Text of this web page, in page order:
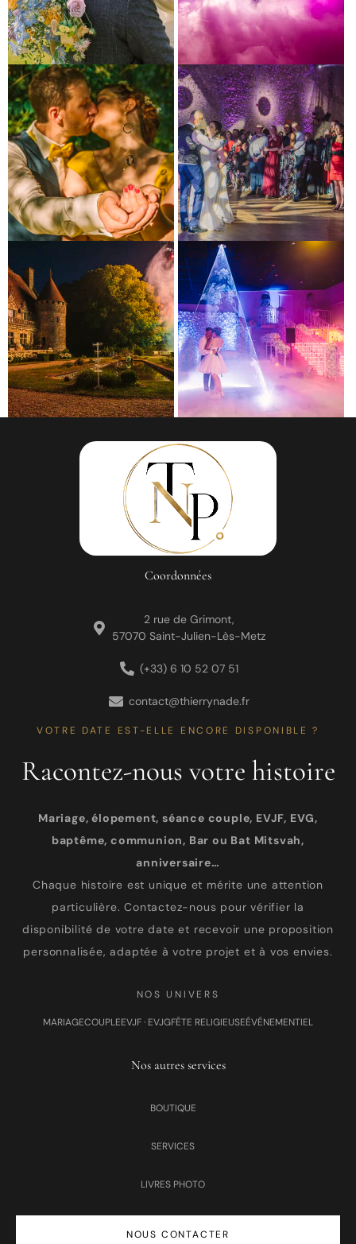
Coordonnées
2 rue de Grimont,
57070 Saint-Julien-Lès-Metz
(+33) 6 10 52 07 51
contact@thierrynade.fr
VOTRE DATE EST-ELLE ENCORE DISPONIBLE ?
Racontez-nous votre histoire
Mariage, élopement, séance couple, EVJF, EVG,
baptême, communion, Bar ou Bat Mitsvah,
anniversaire…
Chaque histoire est unique et mérite une attention
particulière. Contactez-nous pour vérifier la
disponibilité de votre date et recevoir une proposition
personnalisée, adaptée à votre projet et à vos envies.
NOS UNIVERS
MARIAGECOUPLEEVJF · EVJGFÊTE RELIGIEUSEÉVÉNEMENTIEL
Nos autres services
BOUTIQUE
SERVICES
LIVRES PHOTO
NOUS CONTACTER